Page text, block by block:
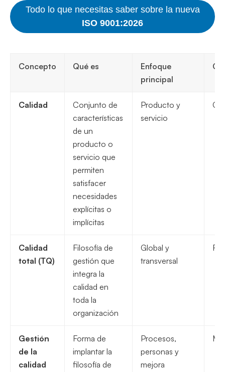
Todo lo que necesitas saber sobre la nueva
ISO 9001:2026
Concepto Qué es
Enfoque
principal
Calidad
Conjunto de
características
de un
producto o
servicio que
permiten
satisfacer
necesidades
explícitas o
implícitas
Producto y
servicio
Calidad
total (TQ)
Filosofía de
gestión que
integra la
calidad en
toda la
organización
Global y
transversal
Gestión
de la
calidad
Forma de
implantar la
filosofía de
Procesos,
personas y
mejora